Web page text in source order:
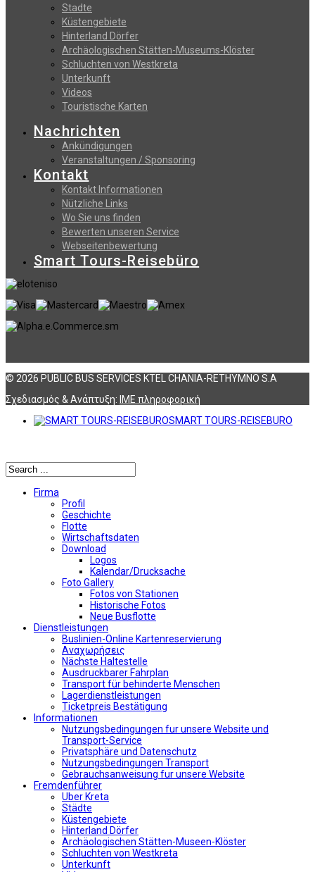
Stadte
Küstengebiete
Hinterland Dörfer
Archäologischen Stätten-Museums-Klöster
Schluchten von Westkreta
Unterkunft
Videos
Touristische Karten
Nachrichten
Ankündigungen
Veranstaltungen / Sponsoring
Kontakt
Kontakt Informationen
Nützliche Links
Wo Sie uns finden
Bewerten unseren Service
Webseitenbewertung
Smart Tours-Reisebüro
© 2026 PUBLIC BUS SERVICES KTEL CHANIA-RETHYMNO S.A
Σχεδιασμός & Ανάπτυξη: ΙΜΕ πληροφορική
SMART TOURS-REISEBURO
Firma
Profil
Geschichte
Flotte
Wirtschaftsdaten
Download
Logos
Kalendar/Drucksache
Foto Gallery
Fotos von Stationen
Historische Fotos
Neue Busflotte
Dienstleistungen
Buslinien-Online Kartenreservierung
Αναχωρήσεις
Nächste Haltestelle
Αusdruckbarer Fahrplan
Transport für behinderte Menschen
Lagerdienstleistungen
Ticketpreis Bestätigung
Informationen
Nutzungsbedingungen fur unsere Website und
Transport-Service
Privatsphäre und Datenschutz
Nutzungsbedingungen Transport
Gebrauchsanweisung fur unsere Website
Fremdenführer
Uber Kreta
Städte
Küstengebiete
Hinterland Dörfer
Archäologischen Stätten-Museen-Klöster
Schluchten von Westkreta
Unterkunft